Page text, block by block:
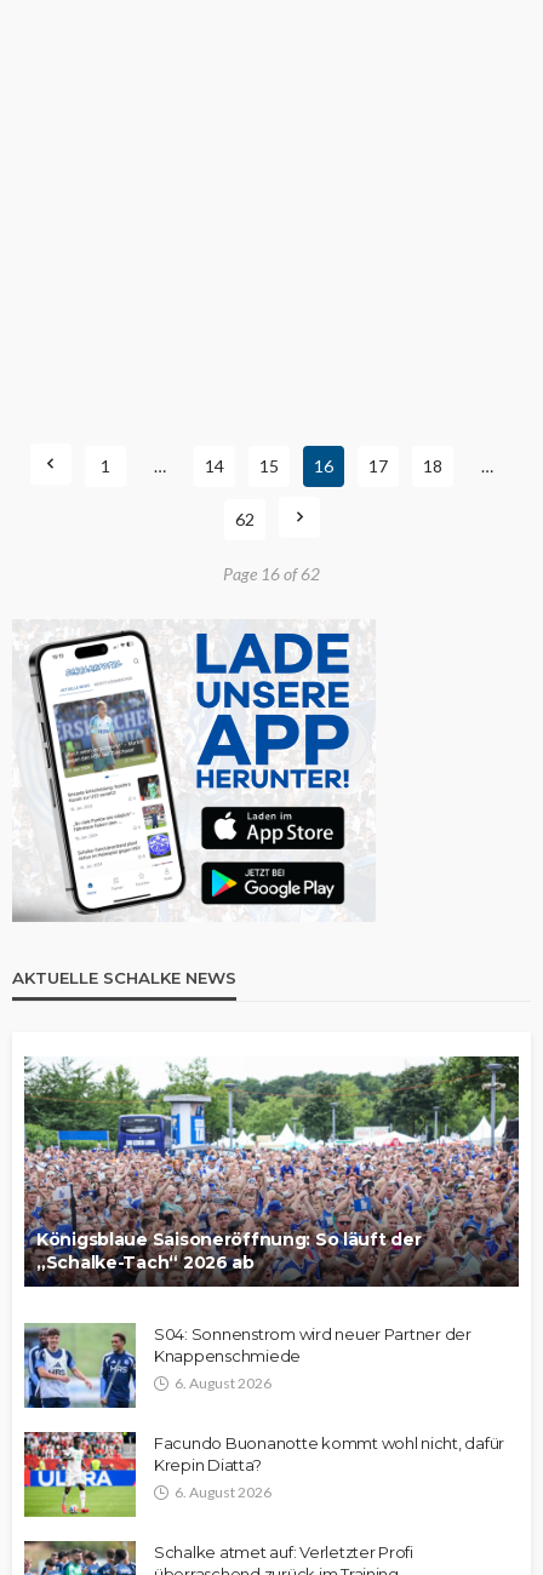
1 … 14 15 16 17 18 …
62
Page 16 of 62
AKTUELLE SCHALKE NEWS
Königsblaue Saisoneröffnung: So läuft der
„Schalke-Tach“ 2026 ab
S04: Sonnenstrom wird neuer Partner der
Knappenschmiede
6. August 2026
Facundo Buonanotte kommt wohl nicht, dafür
Krepin Diatta?
6. August 2026
Schalke atmet auf: Verletzter Profi